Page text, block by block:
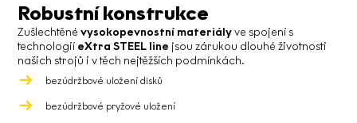
Robustní konstrukce
Zušlechtěnévysokopevnostní materiályve spojení s
technologií eXtra STEEL line jsou zárukou dlouhé životnosti
našich strojů i v těch nejtěžších podmínkách.
bezúdržbové uložení disků
bezúdržbové pryžové uložení